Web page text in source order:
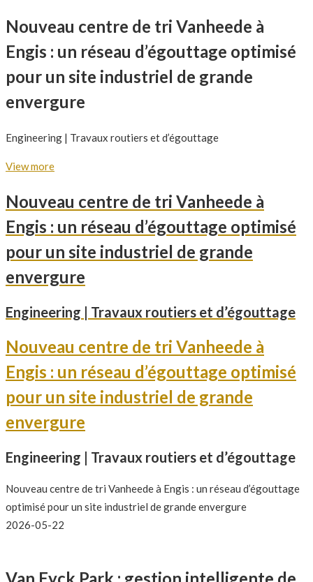
Nouveau centre de tri Vanheede à
Engis : un réseau d’égouttage optimisé
pour un site industriel de grande
envergure
Engineering | Travaux routiers et d’égouttage
View more
Nouveau centre de tri Vanheede à
Engis : un réseau d’égouttage optimisé
pour un site industriel de grande
envergure
Engineering | Travaux routiers et d’égouttage
Nouveau centre de tri Vanheede à
Engis : un réseau d’égouttage optimisé
pour un site industriel de grande
envergure
Engineering | Travaux routiers et d’égouttage
Nouveau centre de tri Vanheede à Engis : un réseau d’égouttage
optimisé pour un site industriel de grande envergure
2026-05-22
Van Eyck Park : gestion intelligente de